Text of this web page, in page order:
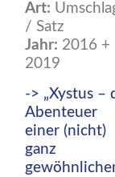
Art:
/ Satz
Jahr: 2016 +
2019
-> „Xystus –
Abenteuer
einer (nicht)
ganz